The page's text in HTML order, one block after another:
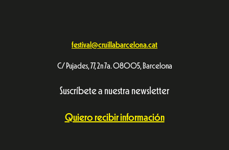
festival@cruillabarcelona.cat
C/ Pujades, 77, 2n 7a. 08005, Barcelona
Suscríbete a nuestra newsletter
Quiero recibir información